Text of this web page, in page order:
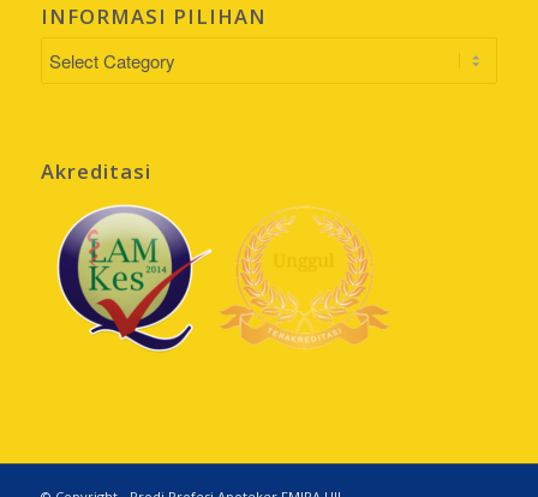
INFORMASI PILIHAN
INFORMASI
Akreditasi